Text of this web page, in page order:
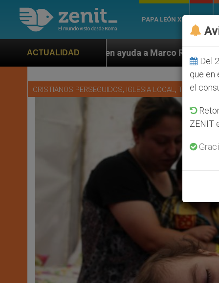
PAPA LEÓN XIV
ACTUALIDAD
ayuda a Marco Rubio ante persecución de colonos
CRISTIANOS PERSEGUIDOS, IGLESIA LOCAL,
Del
que en
el
ZENIT